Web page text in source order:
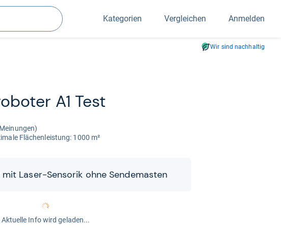
Suchen
Kategorien Vergleichen Anmelden
Wir sind nachhaltig
A1 Test
Flä­chen­leis­tung: 1000 m²
Laser-​​Sen­so­rik ohne Sen­de­mas­ten
Aktuelle Info wird geladen...